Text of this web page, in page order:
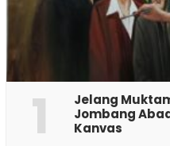
1
Jelang
Jombang
Kanvas